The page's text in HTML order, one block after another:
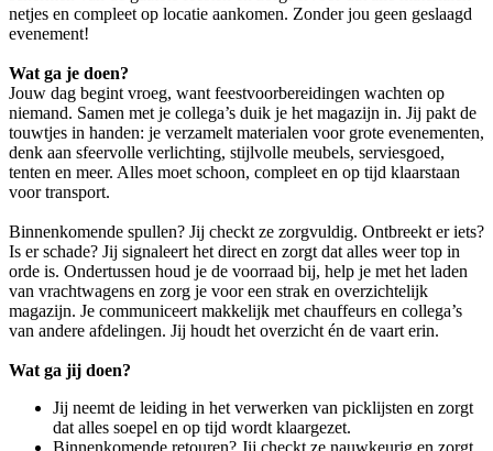
netjes en compleet op locatie aankomen. Zonder jou geen geslaagd
evenement!
Wat ga je doen?
Jouw dag begint vroeg, want feestvoorbereidingen wachten op
niemand. Samen met je collega’s duik je het magazijn in. Jij pakt de
touwtjes in handen: je verzamelt materialen voor grote evenementen,
denk aan sfeervolle verlichting, stijlvolle meubels, serviesgoed,
tenten en meer. Alles moet schoon, compleet en op tijd klaarstaan
voor transport.
Binnenkomende spullen? Jij checkt ze zorgvuldig. Ontbreekt er iets?
Is er schade? Jij signaleert het direct en zorgt dat alles weer top in
orde is. Ondertussen houd je de voorraad bij, help je met het laden
van vrachtwagens en zorg je voor een strak en overzichtelijk
magazijn. Je communiceert makkelijk met chauffeurs en collega’s
van andere afdelingen. Jij houdt het overzicht én de vaart erin.
Wat ga jij doen?
Jij neemt de leiding in het verwerken van picklijsten en zorgt
dat alles soepel en op tijd wordt klaargezet.
Binnenkomende retouren? Jij checkt ze nauwkeurig en zorgt